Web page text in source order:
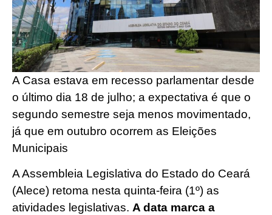
A Casa estava em recesso parlamentar desde
o último dia 18 de julho; a expectativa é que o
segundo semestre seja menos movimentado,
já que em outubro ocorrem as Eleições
Municipais
A Assembleia Legislativa do Estado do Ceará
(Alece) retoma nesta quinta-feira (1º) as
atividades legislativas. A data marca a